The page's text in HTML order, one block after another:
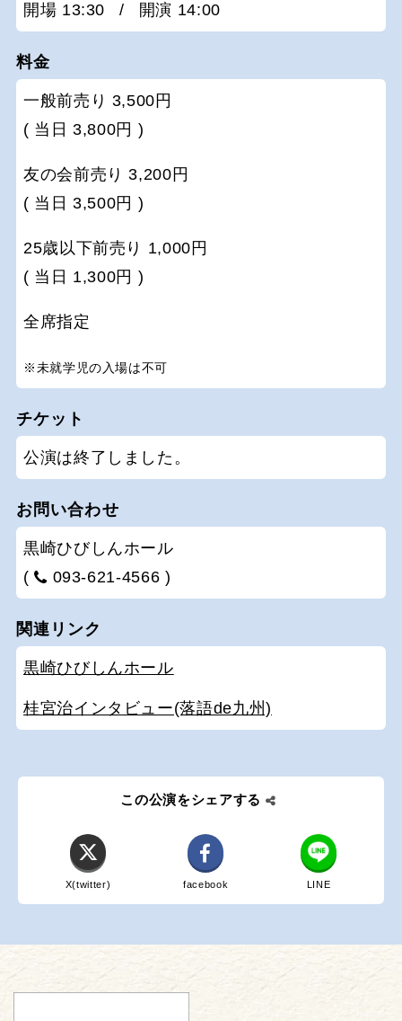
開場 13:30 / 開演 14:00
料金
一般前売り 3,500円
( 当日 3,800円 )
友の会前売り 3,200円
( 当日 3,500円 )
25歳以下前売り 1,000円
( 当日 1,300円 )
全席指定
※未就学児の入場は不可
チケット
公演は終了しました。
お問い合わせ
黒崎ひびしんホール
(
093-621-4566 )
関連リンク
黒崎ひびしんホール
桂宮治インタビュー(落語de九州)
この公演をシェアする
X(twitter) facebook LINE